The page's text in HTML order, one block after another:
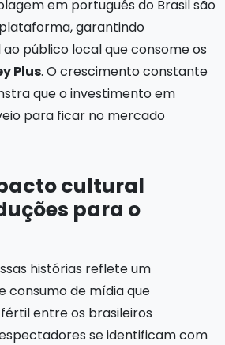
em português do Brasil são
garantindo
público local que consome os
Plus. O crescimento constante
que o investimento em
para ficar no mercado
cultural
para o
histórias reflete um
consumo de mídia que
entre os brasileiros
se identificam com